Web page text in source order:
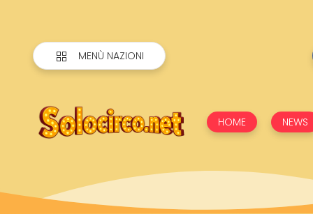
MENÙ NAZIONI
HOME NEWS